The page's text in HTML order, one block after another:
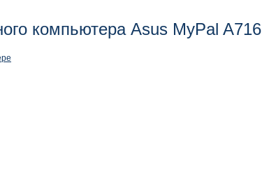
компьютера Asus MyPal A716